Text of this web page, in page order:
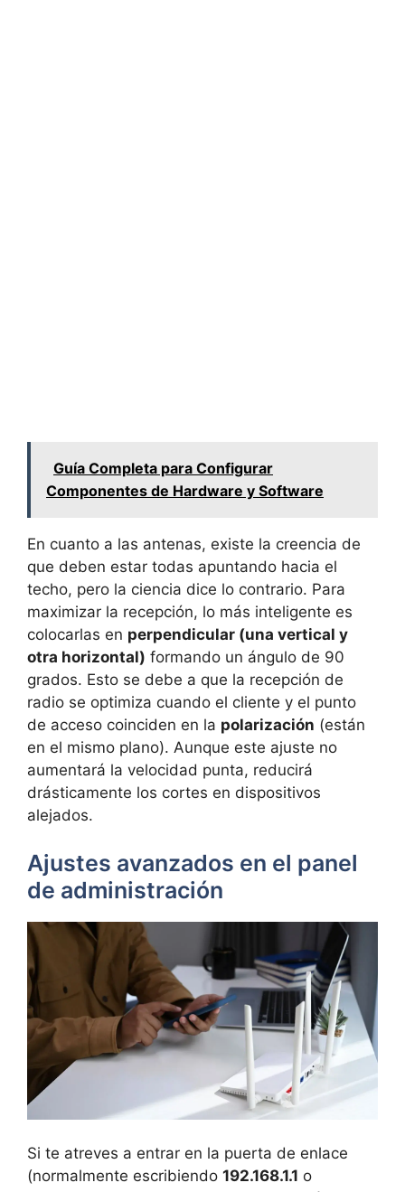
Guía Completa para Configurar
Componentes de Hardware y Software
En cuanto a las antenas, existe la creencia de
que deben estar todas apuntando hacia el
techo, pero la ciencia dice lo contrario. Para
maximizar la recepción, lo más inteligente es
colocarlas en perpendicular (una vertical y
otra horizontal) formando un ángulo de 90
grados. Esto se debe a que la recepción de
radio se optimiza cuando el cliente y el punto
de acceso coinciden en la polarización (están
en el mismo plano). Aunque este ajuste no
aumentará la velocidad punta, reducirá
drásticamente los cortes en dispositivos
alejados.
Ajustes avanzados en el panel
de administración
Si te atreves a entrar en la puerta de enlace
(normalmente escribiendo 192.168.1.1 o